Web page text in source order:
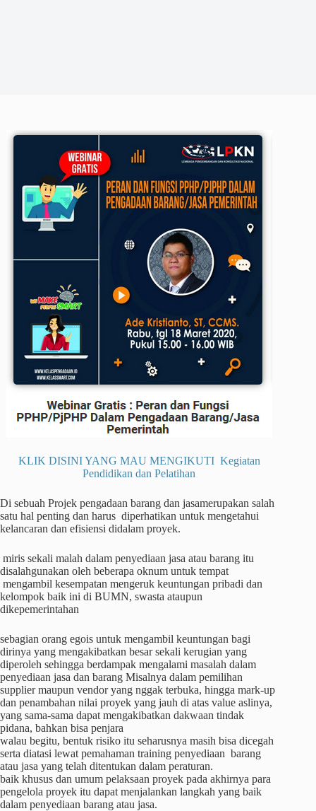
KLIK DISINI YANG MAU MENGIKUTI Kegiatan
Pendidikan dan Pelatihan
Di sebuah Projek pengadaan barang dan jasamerupakan salah
satu hal penting dan harus diperhatikan untuk mengetahui
kelancaran dan efisiensi didalam proyek.
miris sekali malah dalam penyediaan jasa atau barang itu
disalahgunakan oleh beberapa oknum untuk tempat
mengambil kesempatan mengeruk keuntungan pribadi dan
kelompok baik ini di BUMN, swasta ataupun
dikepemerintahan
sebagian orang egois untuk mengambil keuntungan bagi
dirinya yang mengakibatkan besar sekali kerugian yang
diperoleh sehingga berdampak mengalami masalah dalam
penyediaan jasa dan barang Misalnya dalam pemilihan
supplier maupun vendor yang nggak terbuka, hingga mark-up
dan penambahan nilai proyek yang jauh di atas value aslinya,
yang sama-sama dapat mengakibatkan dakwaan tindak
pidana, bahkan bisa penjara
walau begitu, bentuk risiko itu seharusnya masih bisa dicegah
serta diatasi lewat pemahaman training penyediaan barang
atau jasa yang telah ditentukan dalam peraturan.
baik khusus dan umum pelaksaan proyek pada akhirnya para
pengelola proyek itu dapat menjalankan langkah yang baik
dalam penyediaan barang atau jasa.